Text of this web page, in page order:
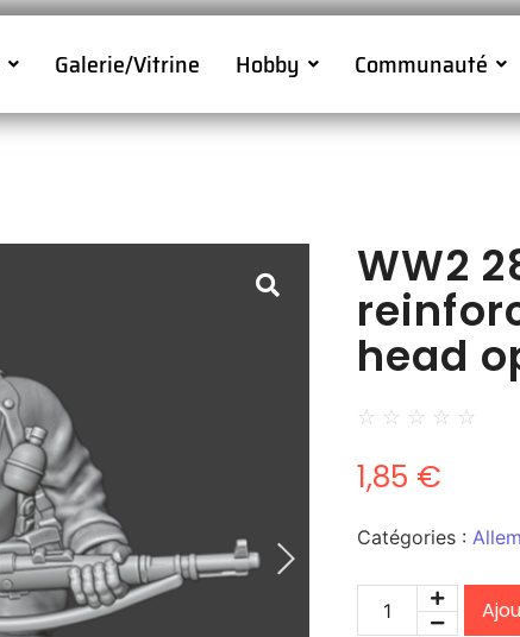
Galerie/Vitrine Hobby Communauté
WW2
head
☆ ☆ ☆ ☆ ☆
1,85 €
Catégories :